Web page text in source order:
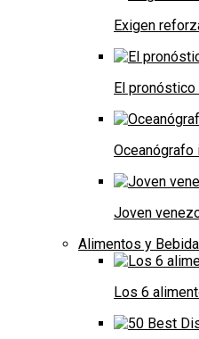
Exigen
El
Joven
Alimentos y
Los 6